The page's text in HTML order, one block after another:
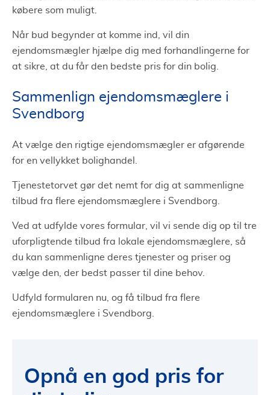
købere som muligt.
Når bud begynder at komme ind, vil din
ejendomsmægler hjælpe dig med forhandlingerne for
at sikre, at du får den bedste pris for din bolig.
Sammenlign ejendomsmæglere i
Svendborg
At vælge den rigtige ejendomsmægler er afgørende
for en vellykket bolighandel.
Tjenestetorvet gør det nemt for dig at sammenligne
tilbud fra flere ejendomsmæglere i Svendborg.
Ved at udfylde vores formular, vil vi sende dig op til tre
uforpligtende tilbud fra lokale ejendomsmæglere, så
du kan sammenligne deres tjenester og priser og
vælge den, der bedst passer til dine behov.
Udfyld formularen nu, og få tilbud fra flere
ejendomsmæglere i Svendborg.
Opnå en god pris for